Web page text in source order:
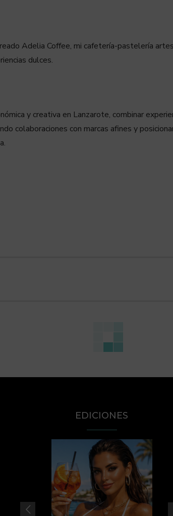
Adelia Coffee, mi cafetería-pastelería
dulces.
y creativa en Lanzarote, combinar
colaboraciones con marcas afines y
EDICIONES